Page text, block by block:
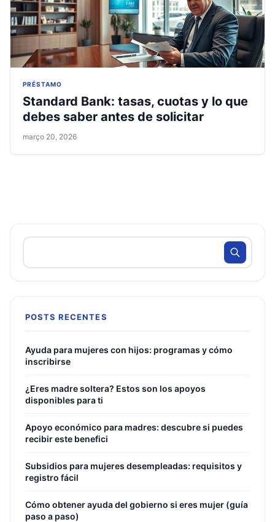
PRÉSTAMO
Standard Bank: tasas, cuotas y lo que
debes saber antes de solicitar
março 20, 2026
POSTS RECENTES
Ayuda para mujeres con hijos: programas y cómo
inscribirse
¿Eres madre soltera? Estos son los apoyos
disponibles para ti
Apoyo económico para madres: descubre si puedes
recibir este benefici
Subsidios para mujeres desempleadas: requisitos y
registro fácil
Cómo obtener ayuda del gobierno si eres mujer (guía
paso a paso)